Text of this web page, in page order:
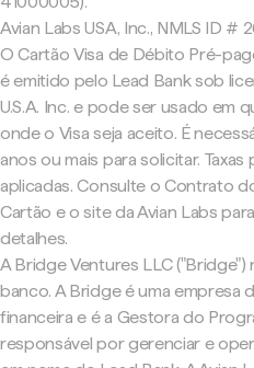
Avian Labs USA, Inc., NMLS ID #
O Cartão Visa de Débito Pré-
é emitido pelo Lead Bank sob
U.S.A. Inc. e pode ser usado em
onde o Visa seja aceito. É
anos ou mais para solicitar.
aplicadas. Consulte o Contrato
Cartão e o site da Avian Labs
detalhes.
A Bridge Ventures LLC ("Bridge")
banco. A Bridge é uma empresa
financeira e é a Gestora do
responsável por gerenciar e